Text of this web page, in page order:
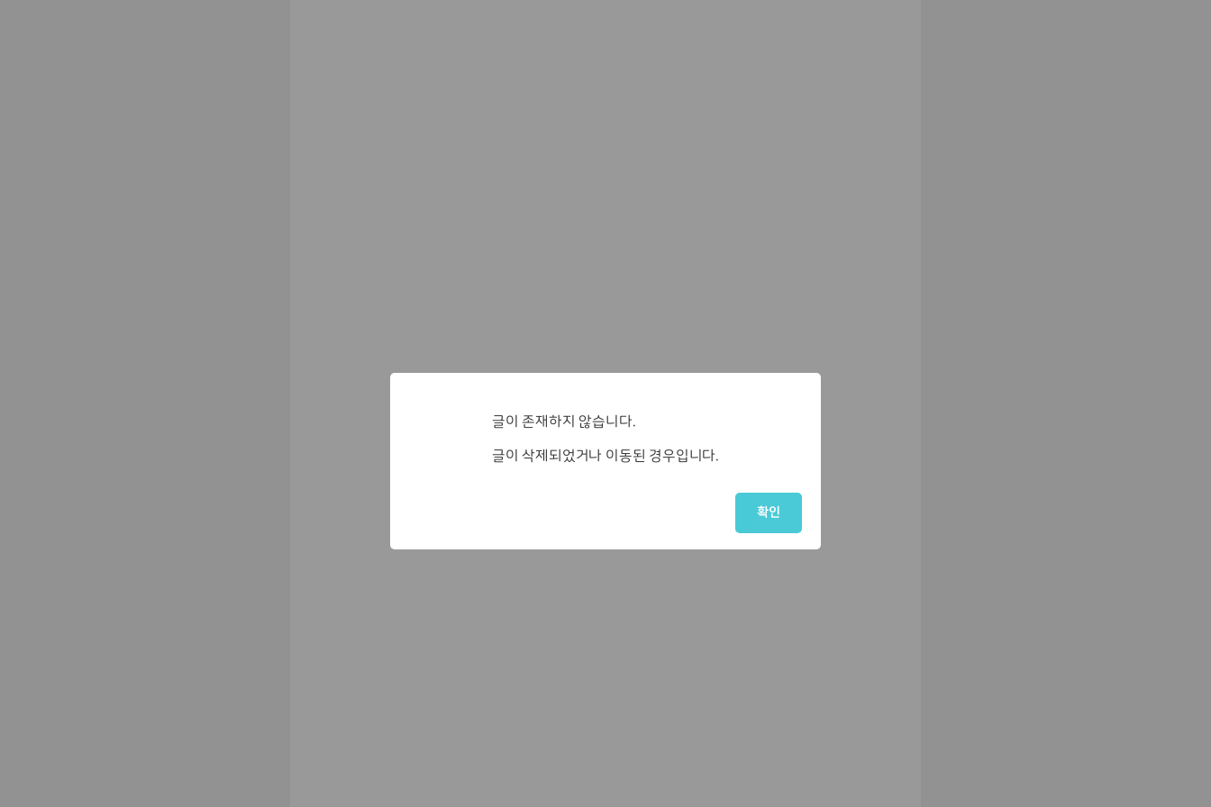
글이 존재하지 않습니다.
글이 삭제되었거나 이동된 경우입니다.
확인